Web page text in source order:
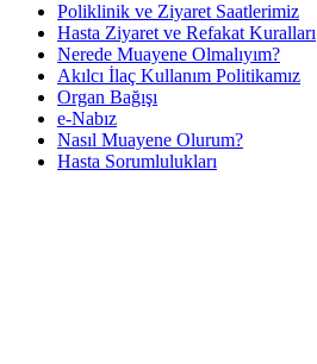
Poliklinik ve Ziyaret Saatlerimiz
Hasta Ziyaret ve Refakat Kuralları
Nerede Muayene Olmalıyım?
Akılcı İlaç Kullanım Politikamız
Organ Bağışı
e-Nabız
Nasıl Muayene Olurum?
Hasta Sorumlulukları